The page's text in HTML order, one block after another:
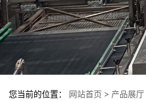
您当前的位置： 网站首页 > 产品展厅